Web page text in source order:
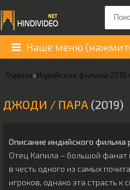
Наше меню
Главная»Индийские фильмы 2019
ДЖОДИ / ПАРА (2019)
Описание индийского фильма
Отец Капила – большой фанат
в честь одного из самых
игроков, однако эта страсть